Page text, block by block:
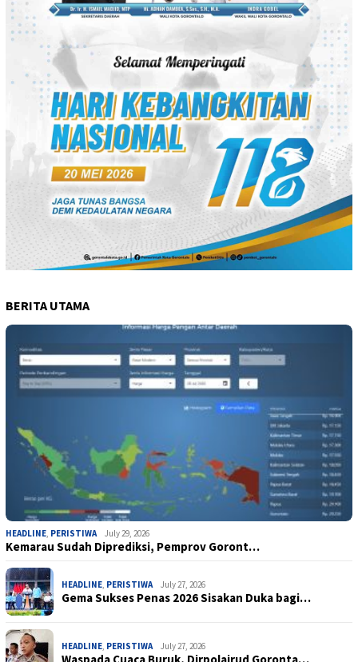
BERITA UTAMA
HEADLINE PERISTIWA July 29, 2026
Kemarau Sudah Diprediksi, Pemprov Goront…
HEADLINE PERISTIWA July 27, 2026
Gema Sukses Penas 2026 Sisakan Duka bagi…
HEADLINE PERISTIWA July 27, 2026
Waspada Cuaca Buruk, Dirpolairud Goronta…